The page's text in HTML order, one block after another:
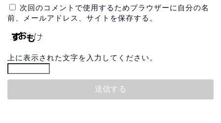
次回のコメントで使用するためブラウザーに自分の名
前、メールアドレス、サイトを保存する。
上に表示された文字を入力してください。
レッスン